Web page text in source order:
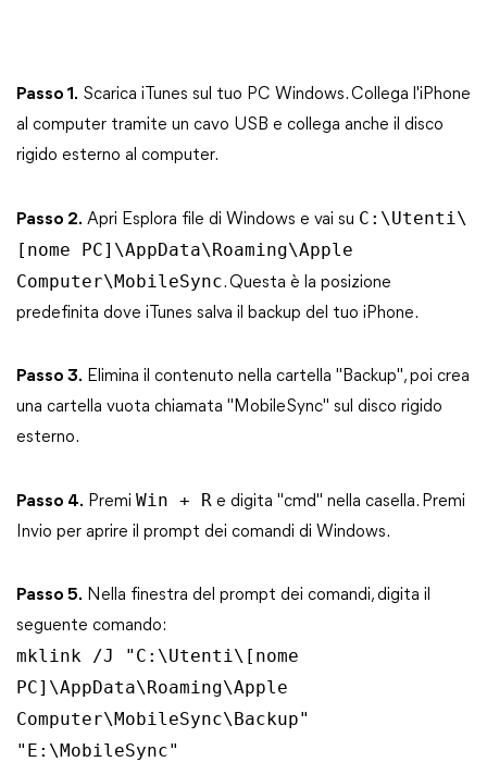
Passo 1. Scarica iTunes sul tuo PC Windows. Collega l'iPhone
al computer tramite un cavo USB e collega anche il disco
rigido esterno al computer.
Passo 2. Apri Esplora file di Windows e vai su C:\Utenti\
[nome PC]\AppData\Roaming\Apple
Computer\MobileSync. Questa è la posizione
predefinita dove iTunes salva il backup del tuo iPhone.
Passo 3. Elimina il contenuto nella cartella "Backup", poi crea
una cartella vuota chiamata "MobileSync" sul disco rigido
esterno.
Passo 4. Premi Win + R e digita "cmd" nella casella. Premi
Invio per aprire il prompt dei comandi di Windows.
Passo 5. Nella finestra del prompt dei comandi, digita il
seguente comando:
mklink /J "C:\Utenti\[nome
PC]\AppData\Roaming\Apple
Computer\MobileSync\Backup"
"E:\MobileSync"